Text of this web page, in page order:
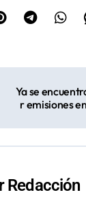
Ya se
r emisiones
Redacción